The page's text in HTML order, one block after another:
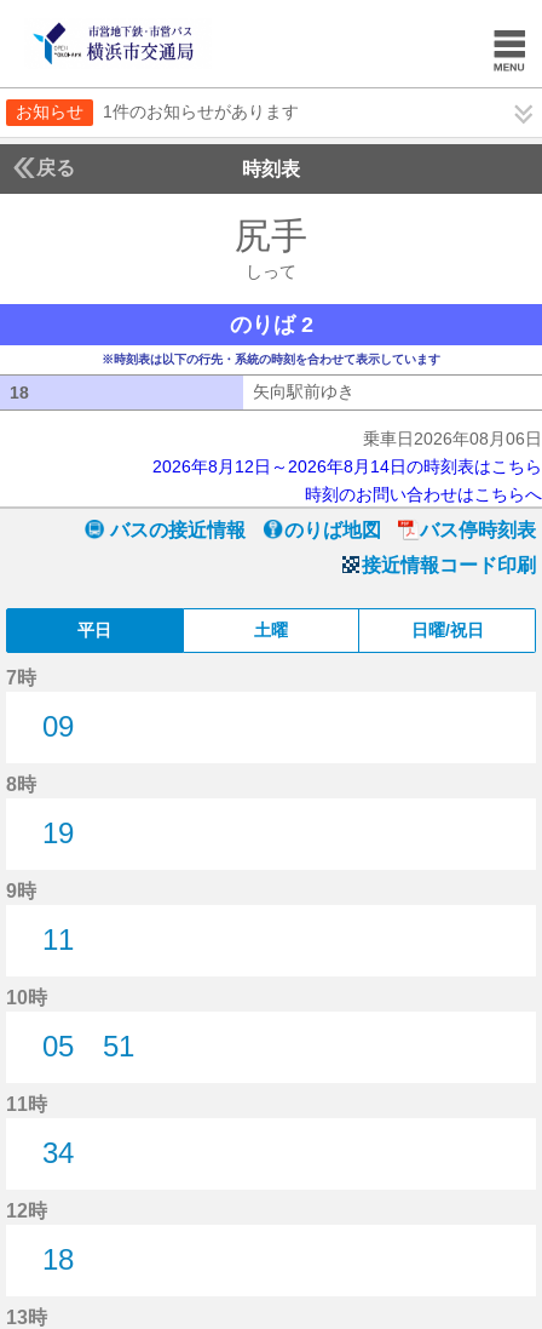
お知らせ 1件のお知らせがあります
戻る 時刻表
尻手
しって
のりば 2
※時刻表は以下の行先・系統の時刻を合わせて表示しています
18 矢向駅前ゆき
乗車日2026年08月06日
2026年8月12日～2026年8月14日の時刻表はこちら
時刻のお問い合わせはこちらへ
バスの接近情報 のりば地図
バス停時刻表
接近情報コード印刷
平日 土曜 日曜/祝日
7時
09
8時
19
9時
11
10時
05
51
11時
34
12時
18
13時